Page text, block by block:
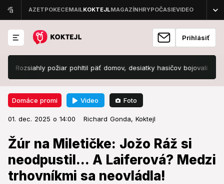
Prihlásiť
požiar pohltil päť domov, desiatky hasičov bojovali s
Domáce promi Video Foto
01. dec. 2025 o 14:00 Richard Gonda, Koktejl
Žúr na Miletičke: Jožo Ráž si
neodpustil... A Laiferová? Medzi
trhovníkmi sa neovládla!
Domáce promi 01. dec. 2025 o 14:00
Žúr na Miletičke: Jožo Ráž si
neodpustil... A Laiferová? Medzi
trhovníkmi sa neovládla!
Svojej povesti neostal nič dlžný.